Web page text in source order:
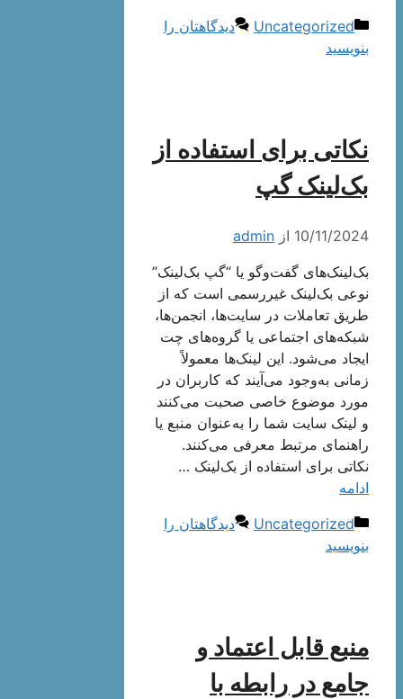
دسته‌ها
Uncategorized
دیدگاهتان را
بنویسید
نکاتی برای استفاده از
بک‌لینک گپ
10/11/2024 از admin
بک‌لینک‌های گفت‌وگو یا “گپ بک‌لینک”
نوعی بک‌لینک غیررسمی است که از
طریق تعاملات در سایت‌ها، انجمن‌ها،
شبکه‌های اجتماعی یا گروه‌های چت
ایجاد می‌شود. این لینک‌ها معمولاً
زمانی به‌وجود می‌آیند که کاربران در
مورد موضوع خاصی صحبت می‌کنند
و لینک سایت شما را به‌عنوان منبع یا
راهنمای مرتبط معرفی می‌کنند.
نکاتی برای استفاده از بک‌لینک …
ادامه
دسته‌ها
Uncategorized
دیدگاهتان را
بنویسید
منبع قابل اعتماد و
جامع در رابطه با